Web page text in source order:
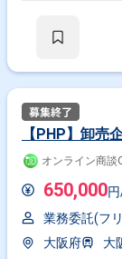
【PHP】卸売
オンライン商談
650,000
業務委託(フ
大阪府
大